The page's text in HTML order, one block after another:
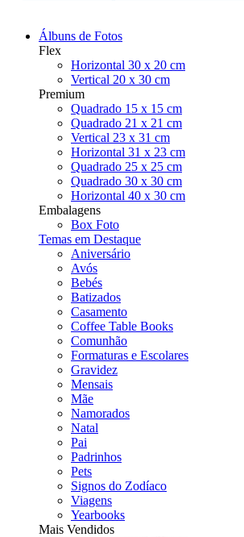
Álbuns de Fotos
Flex
Horizontal 30 x 20 cm
Vertical 20 x 30 cm
Premium
Quadrado 15 x 15 cm
Quadrado 21 x 21 cm
Vertical 23 x 31 cm
Horizontal 31 x 23 cm
Quadrado 25 x 25 cm
Quadrado 30 x 30 cm
Horizontal 40 x 30 cm
Embalagens
Box Foto
Temas em Destaque
Aniversário
Avós
Bebés
Batizados
Casamento
Coffee Table Books
Comunhão
Formaturas e Escolares
Gravidez
Mensais
Mãe
Namorados
Natal
Pai
Padrinhos
Pets
Signos do Zodíaco
Viagens
Yearbooks
Mais Vendidos